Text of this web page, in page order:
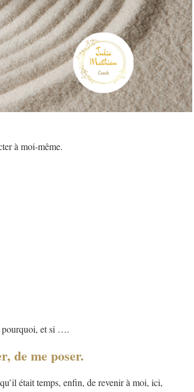
à moi-même.
pourquoi, et si ….
de me poser.
était temps, enfin, de revenir à moi, ici,